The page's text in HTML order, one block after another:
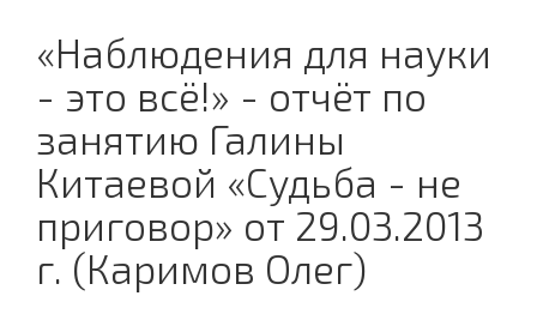
«Наблюдения для науки
- это всё!» - отчёт по
занятию Галины
Китаевой «Судьба - не
приговор» от 29.03.2013
г. (Каримов Олег)